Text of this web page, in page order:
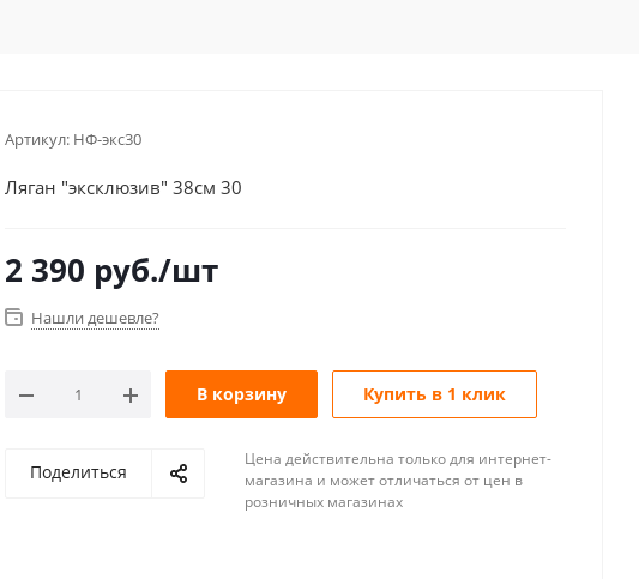
Артикул: НФ-экс30
Ляган "эксклюзив" 38см 30
2 390 руб./шт
Нашли дешевле?
В корзину Купить в 1 клик
Поделиться
Цена действительна только для интернет-
магазина и может отличаться от цен в
розничных магазинах